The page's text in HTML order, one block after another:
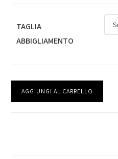
TAGLIA
ABBIGLIAMENTO
AGGIUNGI AL CARRELLO